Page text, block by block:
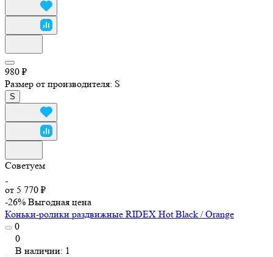
980 ₽
Размер от производителя: S
S
Советуем
от 5 770 ₽
-26% Выгодная цена
Коньки-ролики раздвижные RIDEX Hot Black / Orange
0
0
В наличии: 1